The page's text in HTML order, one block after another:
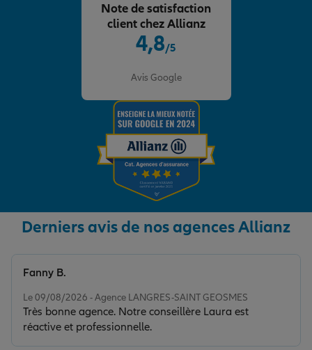
4,8/5
Avis Google
Note de satisfaction
client chez Allianz
Derniers avis de nos agences Allianz
Le 09/08/2026 - Agence LANGRES-SAINT GEOSMES
Très bonne agence. Notre conseillère Laura est
réactive et professionnelle.
Fanny B.